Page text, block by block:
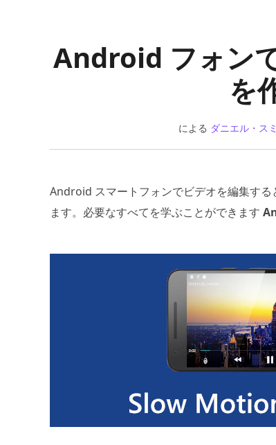
Android フォン
を
による ダニエル・ス
Android スマートフォンでビデオを編集す
ます。必要なすべてを学ぶことができます